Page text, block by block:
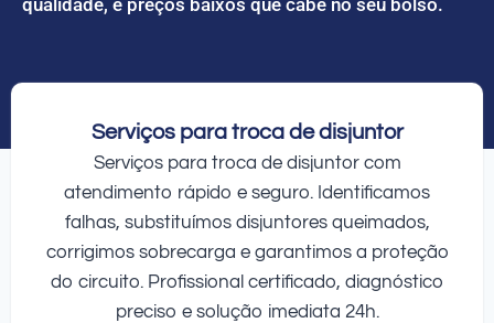
Serviços para troca de disjuntor
Serviços para troca de disjuntor com
atendimento rápido e seguro. Identificamos
falhas, substituímos disjuntores queimados,
corrigimos sobrecarga e garantimos a proteção
do circuito. Profissional certificado, diagnóstico
preciso e solução imediata 24h.